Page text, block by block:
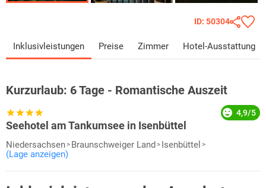
ID: 50304
Inklusivleistungen Preise Zimmer Hotel-Ausstattung
Kurzurlaub: 6 Tage - Romantische Auszeit
Seehotel am Tankumsee in Isenbüttel
4,9/5
Niedersachsen Braunschweiger Land
Isenbüttel
(Lage anzeigen)